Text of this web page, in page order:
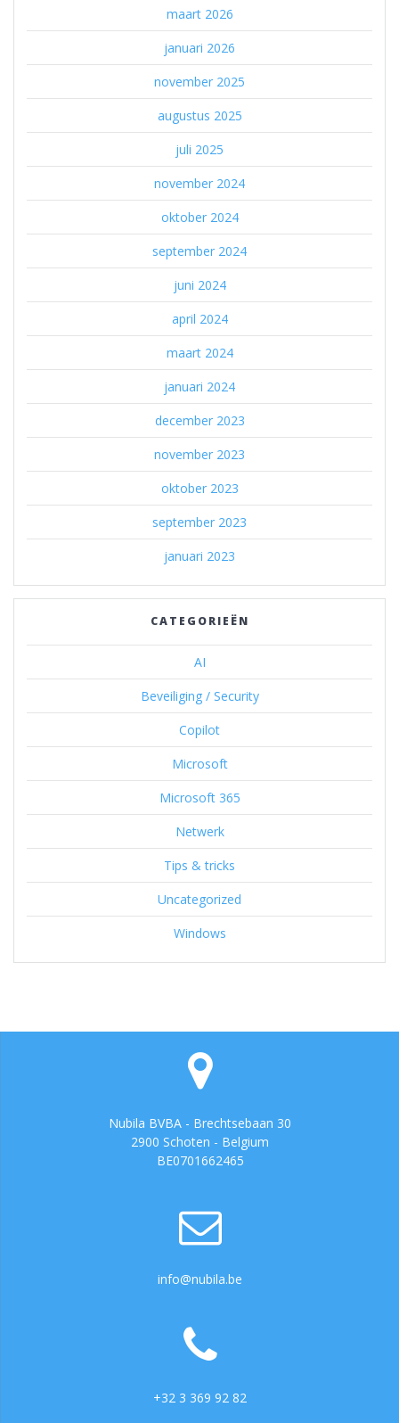
maart 2026
januari 2026
november 2025
augustus 2025
juli 2025
november 2024
oktober 2024
september 2024
juni 2024
april 2024
maart 2024
januari 2024
december 2023
november 2023
oktober 2023
september 2023
januari 2023
CATEGORIEËN
AI
Beveiliging / Security
Copilot
Microsoft
Microsoft 365
Netwerk
Tips & tricks
Uncategorized
Windows
Nubila BVBA - Brechtsebaan 30
2900 Schoten - Belgium
BE0701662465
info@nubila.be
+32 3 369 92 82